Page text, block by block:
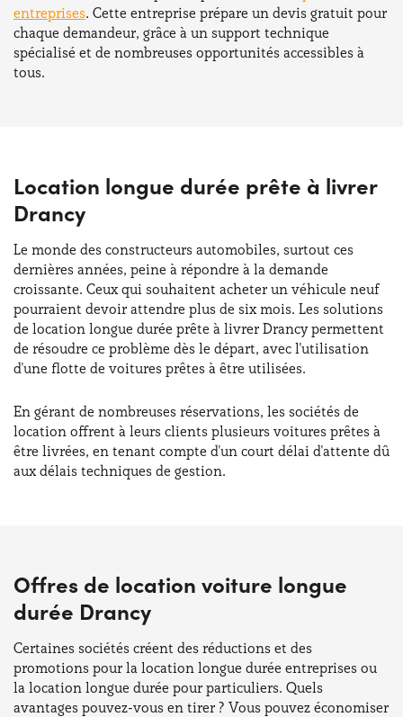
entreprises. Cette entreprise prépare un devis gratuit pour
chaque demandeur, grâce à un support technique
spécialisé et de nombreuses opportunités accessibles à
tous.
Location longue durée prête à livrer
Drancy
Le monde des constructeurs automobiles, surtout ces
dernières années, peine à répondre à la demande
croissante. Ceux qui souhaitent acheter un véhicule neuf
pourraient devoir attendre plus de six mois. Les solutions
de location longue durée prête à livrer Drancy permettent
de résoudre ce problème dès le départ, avec l'utilisation
d'une flotte de voitures prêtes à être utilisées.
En gérant de nombreuses réservations, les sociétés de
location offrent à leurs clients plusieurs voitures prêtes à
être livrées, en tenant compte d'un court délai d'attente dû
aux délais techniques de gestion.
Offres de location voiture longue
durée Drancy
Certaines sociétés créent des réductions et des
promotions pour la location longue durée entreprises ou
la location longue durée pour particuliers. Quels
avantages pouvez-vous en tirer ? Vous pouvez économiser